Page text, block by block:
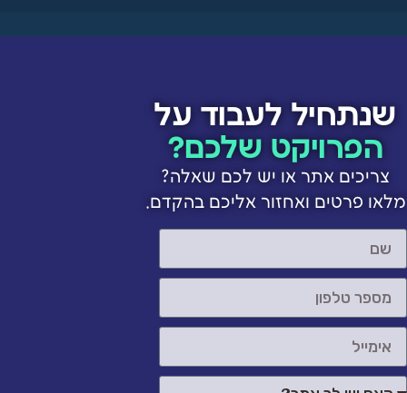
שנתחיל לעבוד על
הפרויקט שלכם?
צריכים אתר או יש לכם שאלה?
מלאו פרטים ואחזור אליכם בהקדם.